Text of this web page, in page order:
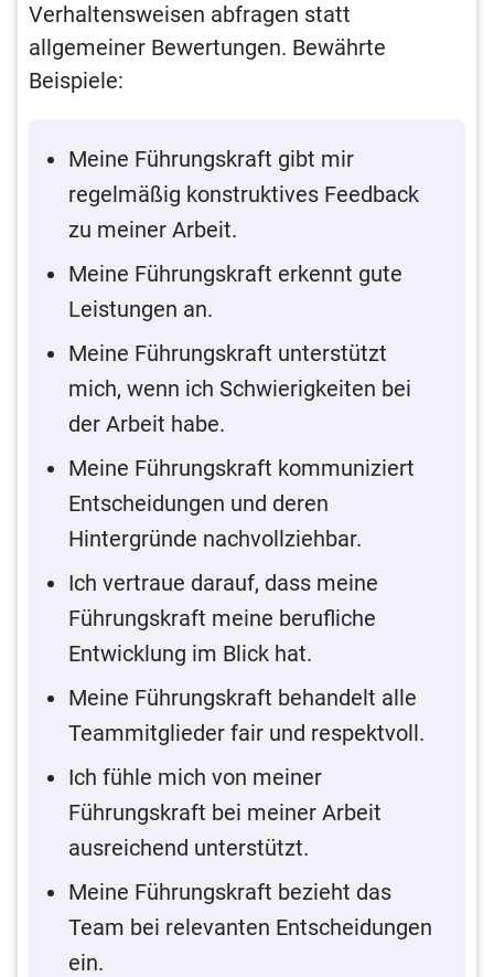
Verhaltensweisen abfragen statt
allgemeiner Bewertungen. Bewährte
Beispiele:
Meine Führungskraft gibt mir
regelmäßig konstruktives Feedback
zu meiner Arbeit.
Meine Führungskraft erkennt gute
Leistungen an.
Meine Führungskraft unterstützt
mich, wenn ich Schwierigkeiten bei
der Arbeit habe.
Meine Führungskraft kommuniziert
Entscheidungen und deren
Hintergründe nachvollziehbar.
Ich vertraue darauf, dass meine
Führungskraft meine berufliche
Entwicklung im Blick hat.
Meine Führungskraft behandelt alle
Teammitglieder fair und respektvoll.
Ich fühle mich von meiner
Führungskraft bei meiner Arbeit
ausreichend unterstützt.
Meine Führungskraft bezieht das
Team bei relevanten Entscheidungen
ein.